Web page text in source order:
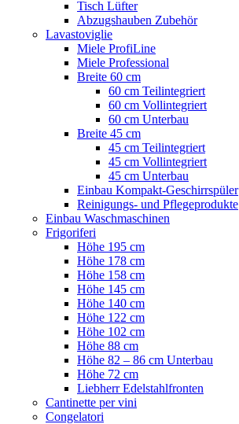
Tisch Lüfter
Abzugshauben Zubehör
Lavastoviglie
Miele ProfiLine
Miele Professional
Breite 60 cm
60 cm Teilintegriert
60 cm Vollintegriert
60 cm Unterbau
Breite 45 cm
45 cm Teilintegriert
45 cm Vollintegriert
45 cm Unterbau
Einbau Kompakt-Geschirrspüler
Reinigungs- und Pflegeprodukte
Einbau Waschmaschinen
Frigoriferi
Höhe 195 cm
Höhe 178 cm
Höhe 158 cm
Höhe 145 cm
Höhe 140 cm
Höhe 122 cm
Höhe 102 cm
Höhe 88 cm
Höhe 82 – 86 cm Unterbau
Höhe 72 cm
Liebherr Edelstahlfronten
Cantinette per vini
Congelatori